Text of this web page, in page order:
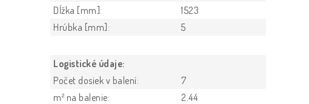
Dĺžka [mm]:
1523
Hrúbka [mm]:
5
Logistické údaje:
Počet dosiek v balení:
7
m² na balenie:
2.44